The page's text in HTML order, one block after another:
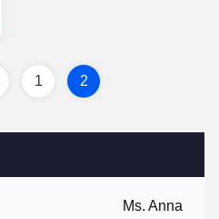
Ms. Anna
1 2